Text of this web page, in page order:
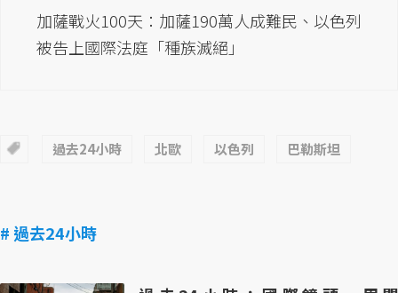
加薩戰火100天：加薩190萬人成難民、以色列
被告上國際法庭「種族滅絕」
過去24小時 北歐 以色列 巴勒斯坦
# 過去24小時